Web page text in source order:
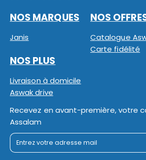
NOS MARQUES
Janis
NOS
Catalogue
Carte fidélité
NOS PLUS
Livraison à domicile
Aswak drive
Recevez en avant-première, votre
Assalam